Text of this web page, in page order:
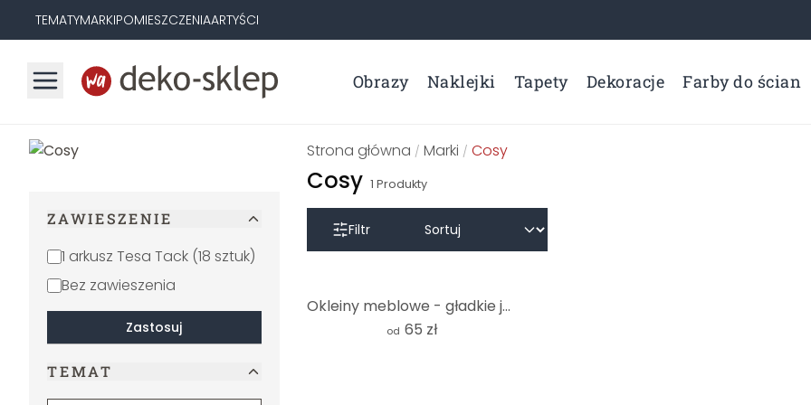
TEMATYMARKIPOMIESZCZENIAARTYŚCI
Obrazy Naklejki Tapety Dekoracje Farby do ścian
ZAWIESZENIE
1 arkusz Tesa Tack (18 sztuk)
Bez zawieszenia
Zastosuj
TEMAT
Strona główna / Marki /Cosy
Cosy 1 Produkty
Filtr
Okleiny meblowe - gładkie jasnoczerwone - z kolekcji Cosy
od 65 zł